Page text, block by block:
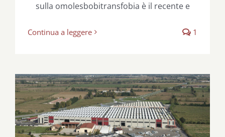
sulla omolesbobitransfobia è il recente e
Continua a leggere 1